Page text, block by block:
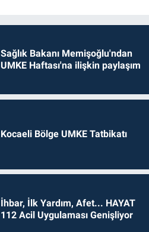
Sağlık Bakanı Memişoğlu'ndan
UMKE Haftası'na ilişkin paylaşım
Kocaeli Bölge UMKE Tatbikatı
İhbar, İlk Yardım, Afet... HAYAT
112 Acil Uygulaması Genişliyor